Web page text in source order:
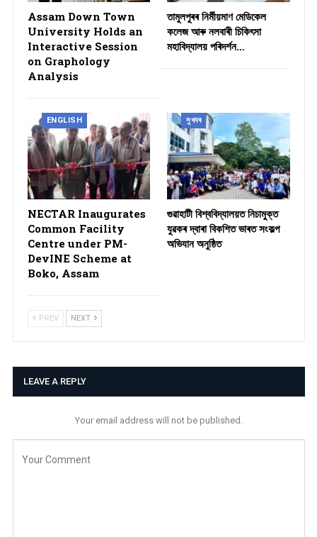
Assam Down Town
University Holds an
Interactive Session
on Graphology
Analysis
তামুলপুৰৰ নিৰ্মীয়মাণ মেডিকেল
কলেজ আৰু নলবাৰী চিকিৎসা
মহাবিদ্যালয় পৰিদৰ্শন…
ENGLISH
NECTAR Inaugurates
Common Facility
Centre under PM-
DevINE Scheme at
Boko, Assam
সুখবৰ
গুৱাহাটী বিশ্ববিদ্যালয়ত নিচামুক্ত
যুৱকৰ দ্বাৰা বিকশিত ভাৰত সংকল্প
অভিযান অনুষ্ঠিত
PREV NEXT
LEAVE A REPLY
Your email address will not be published.